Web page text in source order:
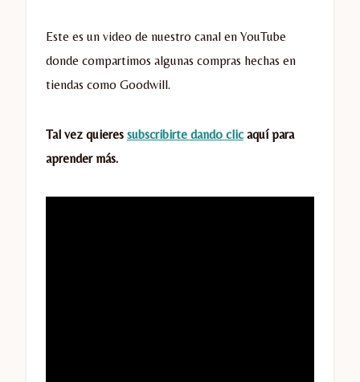
Este es un video de nuestro canal en YouTube
donde compartimos algunas compras hechas en
tiendas como Goodwill.
Tal vez quieres subscribirte dando clicaquí para
aprender más.